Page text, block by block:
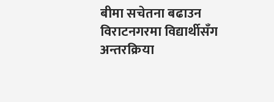
बीमा सचेतना बढाउन
विराटनगरमा विद्यार्थीसँग
अन्तरक्रिया